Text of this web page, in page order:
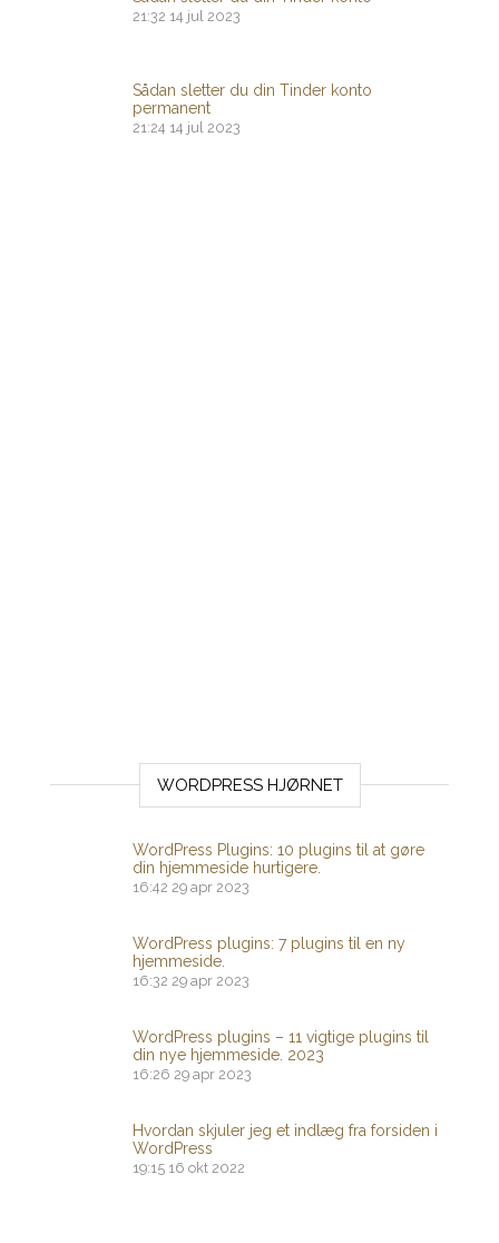
21:32 14 jul 2023
Sådan sletter du din Tinder konto
permanent
21:24 14 jul 2023
WORDPRESS HJØRNET
WordPress Plugins: 10 plugins til at gøre
din hjemmeside hurtigere.
16:42 29 apr 2023
WordPress plugins: 7 plugins til en ny
hjemmeside.
16:32 29 apr 2023
WordPress plugins – 11 vigtige plugins til
din nye hjemmeside. 2023
16:26 29 apr 2023
Hvordan skjuler jeg et indlæg fra forsiden i
WordPress
19:15 16 okt 2022